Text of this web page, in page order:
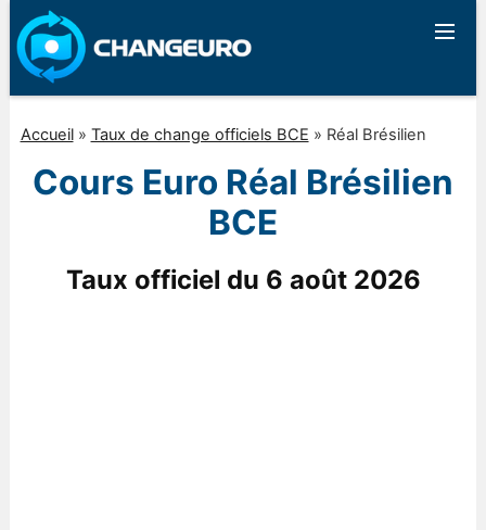
Accueil» Taux de change officiels BCE » Réal Brésilien
Cours Euro Réal Brésilien
BCE
Taux officiel du 6 août 2026